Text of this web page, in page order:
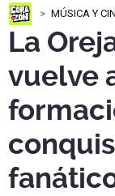
MÚSICA Y
La
vuelve